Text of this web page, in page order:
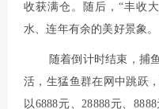
收获满仓。随后，“丰收
水、连年有余的美好景象。
随着倒计时结束，捕
活，生猛鱼群在网中跳跃
以6888元、28888元、